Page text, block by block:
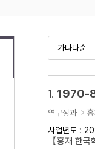
1. 1970-
연구성과
사업년도 :
【홍재 한